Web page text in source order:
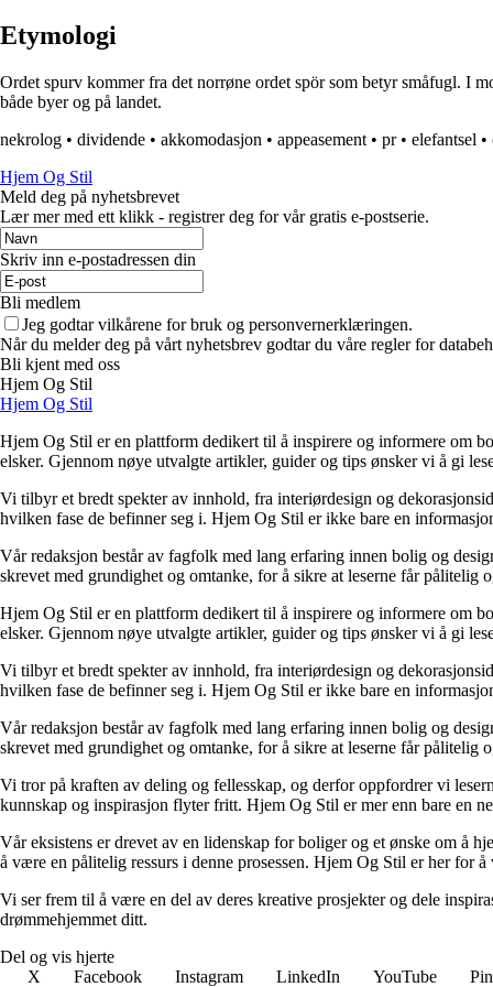
Etymologi
Ordet spurv kommer fra det norrøne ordet spör som betyr småfugl. I
både byer og på landet.
nekrolog • dividende • akkomodasjon • appeasement • pr• elefantsel •
Hjem Og Stil
Meld deg på nyhetsbrevet
Lær mer med ett klikk - registrer deg for vår gratis e-postserie.
Skriv inn e-postadressen din
Bli medlem
Jeg godtar vilkårene for bruk og personvernerklæringen.
Når du melder deg på vårt nyhetsbrev godtar du våre regler for
Bli kjent med oss
Hjem Og Stil
Hjem Og Stil
Hjem Og Stil er en plattform dedikert til å inspirere og informere om
elsker. Gjennom nøye utvalgte artikler, guider og tips ønsker vi å gi
Vi tilbyr et bredt spekter av innhold, fra interiørdesign og
hvilken fase de befinner seg i. Hjem Og Stil er ikke bare en
Vår redaksjon består av fagfolk med lang erfaring innen bolig og
skrevet med grundighet og omtanke, for å sikre at leserne får pålitelig
Hjem Og Stil er en plattform dedikert til å inspirere og informere om
elsker. Gjennom nøye utvalgte artikler, guider og tips ønsker vi å gi
Vi tilbyr et bredt spekter av innhold, fra interiørdesign og
hvilken fase de befinner seg i. Hjem Og Stil er ikke bare en
Vår redaksjon består av fagfolk med lang erfaring innen bolig og
skrevet med grundighet og omtanke, for å sikre at leserne får pålitelig
Vi tror på kraften av deling og fellesskap, og derfor oppfordrer vi
kunnskap og inspirasjon flyter fritt. Hjem Og Stil er mer enn bare en
Vår eksistens er drevet av en lidenskap for boliger og et ønske om å
å være en pålitelig ressurs i denne prosessen. Hjem Og Stil er her for
Vi ser frem til å være en del av deres kreative prosjekter og dele
drømmehjemmet ditt.
Del og vis hjerte
X
Facebook Instagram LinkedIn YouTube